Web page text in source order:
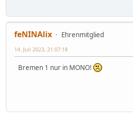
feNINAlix
Ehrenmitglied
14. Juli 2023, 21:07:18
Bremen 1 nur in MONO!